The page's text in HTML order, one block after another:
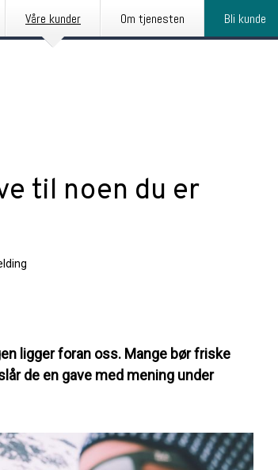
Våre kunder Om tjenesten Bli kunde
til noen du er
ligger foran oss. Mange bør friske
de en gave med mening under